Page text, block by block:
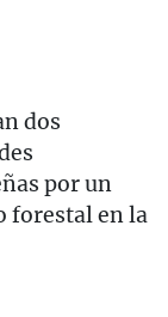
dos
por un
forestal en la